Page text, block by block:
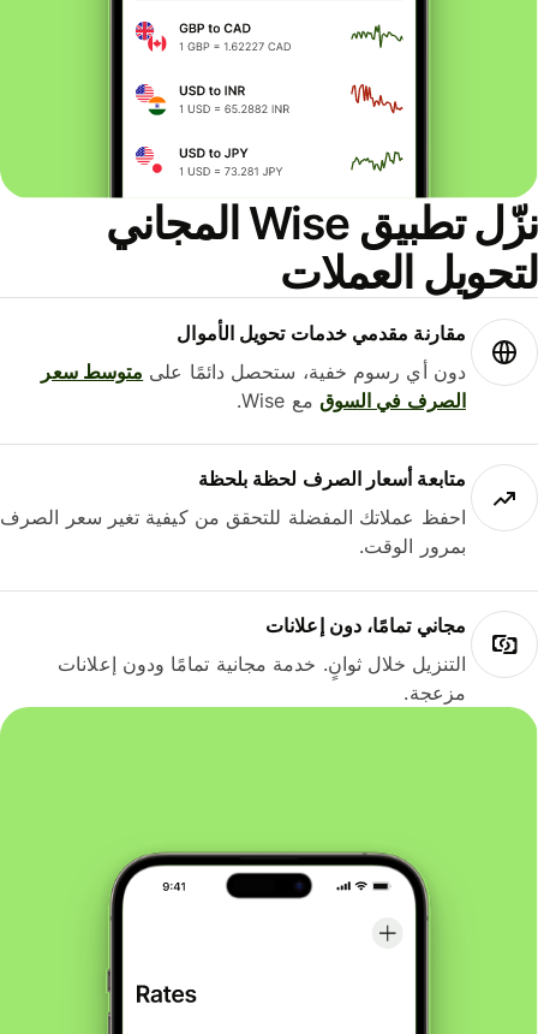
نزّل تطبيق Wise المجاني
العملات
مقارنة مقدمي خدمات تحويل الأموال
دون أي رسوم خفية، ستحصل دائمًا علىمتوسط ​​سعر
الصرف في السوقمع Wise.
متابعة أسعار الصرف لحظة بلحظة
احفظ عملاتك المفضلة للتحقق من كيفية تغير سعر الصرف
بمرور الوقت.
مجاني تمامًا، دون إعلانات
التنزيل خلال ثوانٍ. خدمة مجانية تمامًا ودون إعلانات
مزعجة.